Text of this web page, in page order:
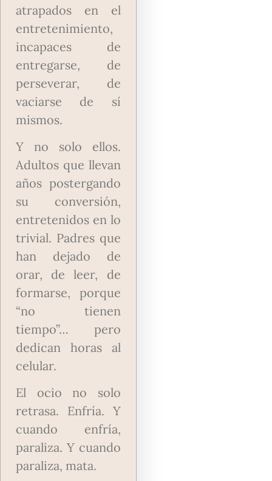
atrapados en el
entretenimiento,
incapaces de
entregarse, de
perseverar, de
vaciarse de sí
mismos.
Y no solo ellos.
Adultos que llevan
años postergando
su conversión,
entretenidos en lo
trivial. Padres que
han dejado de
orar, de leer, de
formarse, porque
“no tienen
tiempo”… pero
dedican horas al
celular.
El ocio no solo
retrasa. Enfría. Y
cuando enfría,
paraliza. Y cuando
paraliza, mata.